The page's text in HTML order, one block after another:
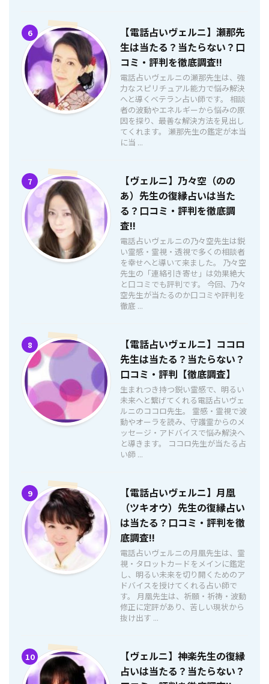
6
【電話占いヴェルニ】瀬那先
生は当たる？当たらない？口
コミ・評判を徹底調査!!
電話占いヴェルニの瀬那先生は、強
力なスピリチュアル能力で悩み解決
へと導くベテラン占い師です。 相談
者の波動やエネルギーから悩みの原
因を探り、最善な解決方法を見出し
てくれます。 瀬那先生の鑑定が本当
に当 ...
7
【ヴェルニ】乃々空（のの
あ）先生の復縁占いは当た
る？口コミ・評判を徹底調
査!!
電話占いヴェルニの乃々空先生は鋭
い霊感・霊視・透視で多くの相談者
を幸せへと導いて来ました。 乃々空
先生の「連絡引き寄せ」は効果絶大
と口コミでも評判です。 今回、乃々
空先生が当たるのか口コミや評判を
徹底 ...
8
【電話占いヴェルニ】ココロ
先生は当たる？当たらない？
口コミ・評判【徹底調査】
生まれつき持つ鋭い霊感で、明るい
未来へと繋げてくれる電話占いヴェ
ルニのココロ先生。 霊感・霊視で波
動やオーラを読み、守護霊からのメ
ッセージ・アドバイスで悩み解決へ
と導きます。 ココロ先生が当たる占
い師 ...
9
【電話占いヴェルニ】月凰
（ツキオウ）先生の復縁占い
は当たる？口コミ・評判を徹
底調査!!
電話占いヴェルニの月凰先生は、霊
視・タロットカードをメインに鑑定
し、明るい未来を切り開くためのア
ドバイスを授けてくれる占い師で
す。 月凰先生は、祈願・祈祷・波動
修正に定評があり、苦しい現状から
抜け出す ...
10
【ヴェルニ】神楽先生の復縁
占いは当たる？当たらない？